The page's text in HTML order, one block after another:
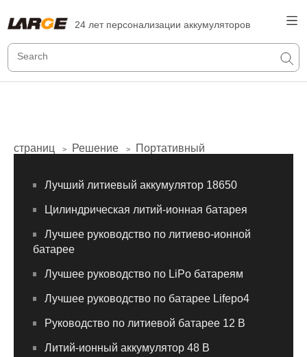
24 лет персонализации аккумуляторов
страниц > Решение > Портативный
Лучший литиевый аккумулятор 18650
Цилиндрическая литий-ионная батарея
Лучшее руководство по литиево-ионной
батарее
Лучшее руководство по LiPo батареям
Лучшее руководство по батарее Lifepo4
Руководство по литиевой батарее 12 В
Литий-ионный аккумулятор 48 В